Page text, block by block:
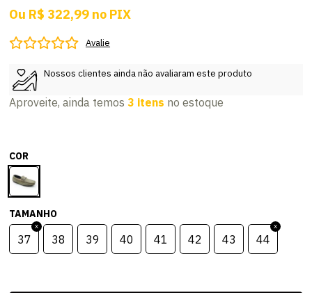
Ou R$ 322,99 no PIX
Avalie
Nossos clientes ainda não avaliaram este produto
Aproveite, ainda temos3 itens no estoque
COR
TAMANHO
37 38 39 40 41 42 43 44